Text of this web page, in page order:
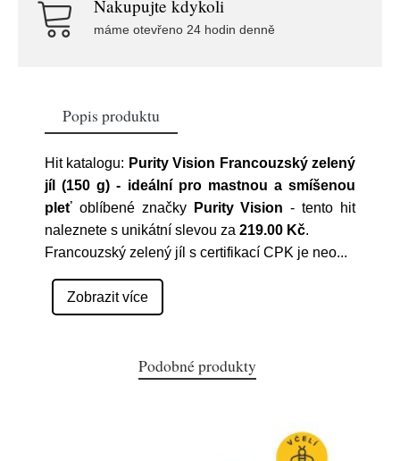
Nakupujte kdykoli
máme otevřeno 24 hodin denně
Popis produktu
Hit katalogu: Purity Vision Francouzský zelený
jíl (150 g) - ideální pro mastnou a smíšenou
pleť oblíbené značky Purity Vision - tento hit
naleznete s unikátní slevou za 219.00 Kč.
Francouzský zelený jíl s certifikací CPK je neo...
Zobrazit více
Podobné produkty